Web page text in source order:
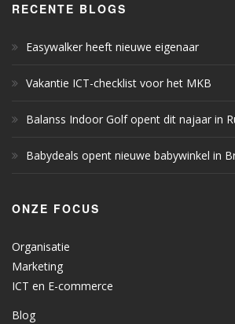
RECENTE BLOGS
Easywalker heeft nieuwe eigenaar
Vakantie ICT-checklist voor het MKB
Balanss Indoor Golf opent dit najaar in
Babydeals opent nieuwe babywinkel in
ONZE FOCUS
Organisatie
Marketing
ICT en E-commerce
Blog